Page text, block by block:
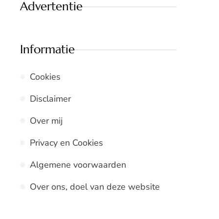
Advertentie
Informatie
Cookies
Disclaimer
Over mij
Privacy en Cookies
Algemene voorwaarden
Over ons, doel van deze website